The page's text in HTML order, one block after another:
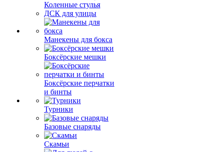
Коленные стулья
ДСК для улицы
Манекены для бокса
Боксёрские мешки
Боксёрские перчатки
и бинты
Турники
Базовые снаряды
Скамьи